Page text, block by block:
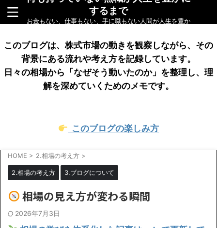
するまで
お金もない、仕事もない、手に職もない人間が人生を豊か
このブログは、株式市場の動きを観察しながら、その
背景にある流れや考え方を記録しています。
日々の相場から「なぜそう動いたのか」を整理し、理
解を深めていくためのメモです。
このブログの楽しみ方
HOME > 2.相場の考え方 >
2.相場の考え方 3.ブログについて
相場の見え方が変わる瞬間
2026年7月3日